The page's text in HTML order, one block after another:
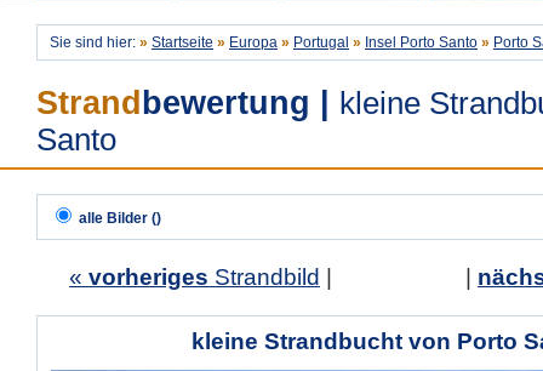
Sie sind hier: » Startseite » Europa » Portugal » Insel Porto Santo » Porto
Strand bewertung
kleine
Santo
alle Bilder ()
« vorheriges Strandbild
kleine Strandbucht von Porto